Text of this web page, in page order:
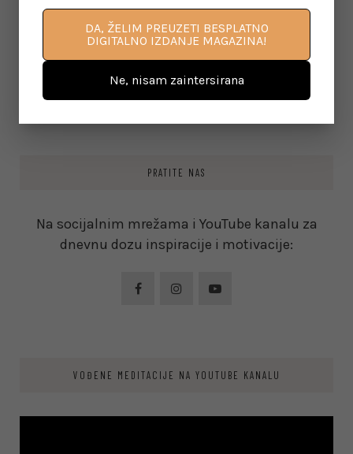
KAKO PONOVNO PROBUDITI KREATIVNOST
KROZ POKRET, DAH I SVJESNU PRISUTNOST
on June 8, 2026
PRATITE NAS
Na socijalnim mrežama i YouTube kanalu za
dnevnu dozu inspiracije i motivacije:
VOĐENE MEDITACIJE NA YOUTUBE KANALU
DA, ŽELIM PREUZETI BESPLATNO
DIGITALNO IZDANJE MAGAZINA!
Ne, nisam zaintersirana